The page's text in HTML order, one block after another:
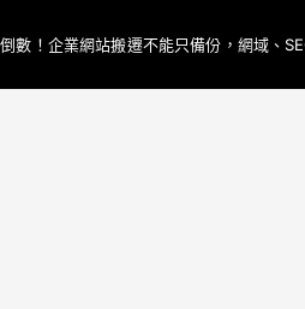
數！企業網站搬遷不能只備份，網域、